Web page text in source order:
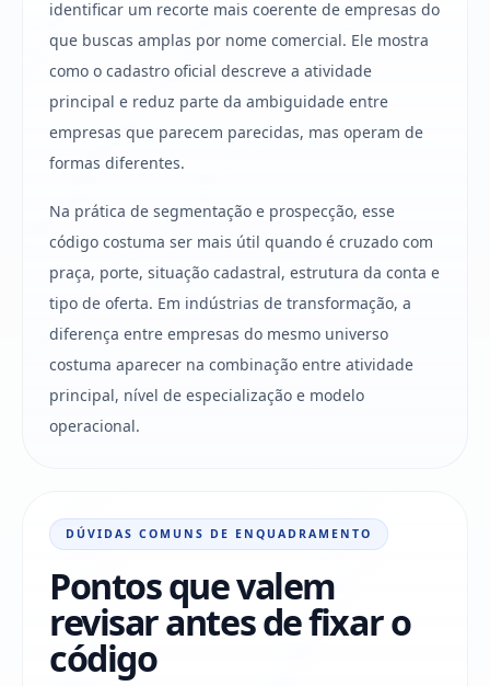
identificar um recorte mais coerente de empresas do
que buscas amplas por nome comercial. Ele mostra
como o cadastro oficial descreve a atividade
principal e reduz parte da ambiguidade entre
empresas que parecem parecidas, mas operam de
formas diferentes.
Na prática de segmentação e prospecção, esse
código costuma ser mais útil quando é cruzado com
praça, porte, situação cadastral, estrutura da conta e
tipo de oferta. Em indústrias de transformação, a
diferença entre empresas do mesmo universo
costuma aparecer na combinação entre atividade
principal, nível de especialização e modelo
operacional.
DÚVIDAS COMUNS DE ENQUADRAMENTO
Pontos que valem
revisar antes de fixar o
código